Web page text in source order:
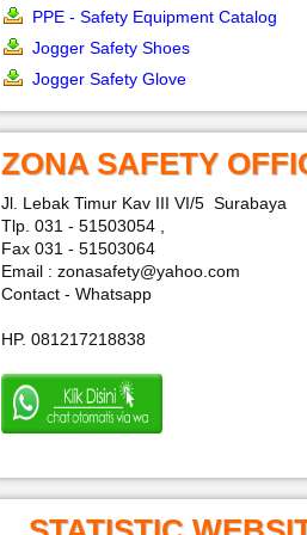
PPE - Safety Equipment Catalog
Jogger Safety Shoes
Jogger Safety Glove
ZONA SAFETY
Jl. Lebak Timur Kav III VI/5 Surabaya
Tlp. 031 - 51503054 ,
Fax 031 - 51503064
Email : zonasafety@yahoo.com
Contact - Whatsapp
HP. 081217218838